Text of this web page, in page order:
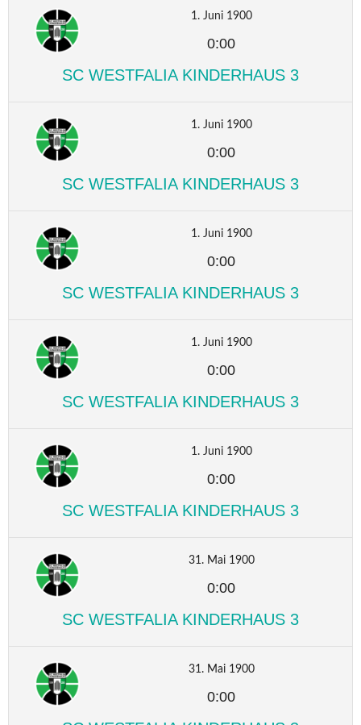
1. Juni 1900
0:00
SC WESTFALIA KINDERHAUS 3
1. Juni 1900
0:00
SC WESTFALIA KINDERHAUS 3
1. Juni 1900
0:00
SC WESTFALIA KINDERHAUS 3
1. Juni 1900
0:00
SC WESTFALIA KINDERHAUS 3
1. Juni 1900
0:00
SC WESTFALIA KINDERHAUS 3
31. Mai 1900
0:00
SC WESTFALIA KINDERHAUS 3
31. Mai 1900
0:00